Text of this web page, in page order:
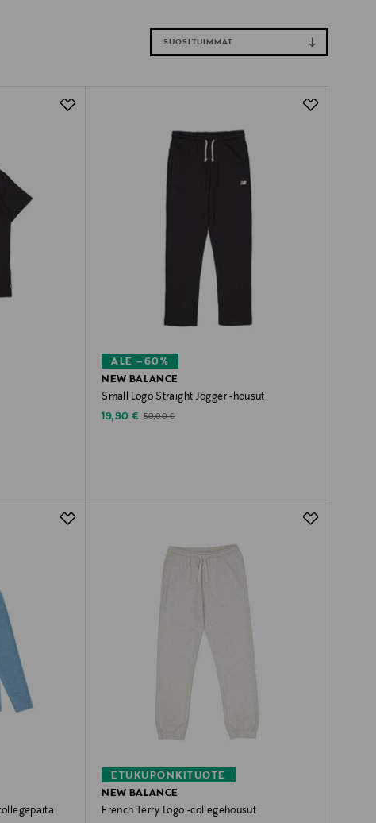
SUOSITUIMMAT
ALE –60%
NEW BALANCE
Small Logo Straight Jogger -housut
Discounted Price
19,90 € Original Price
50,00 €
ETUKUPONKITUOTE
NEW BALANCE
French Terry Logo -collegehousut